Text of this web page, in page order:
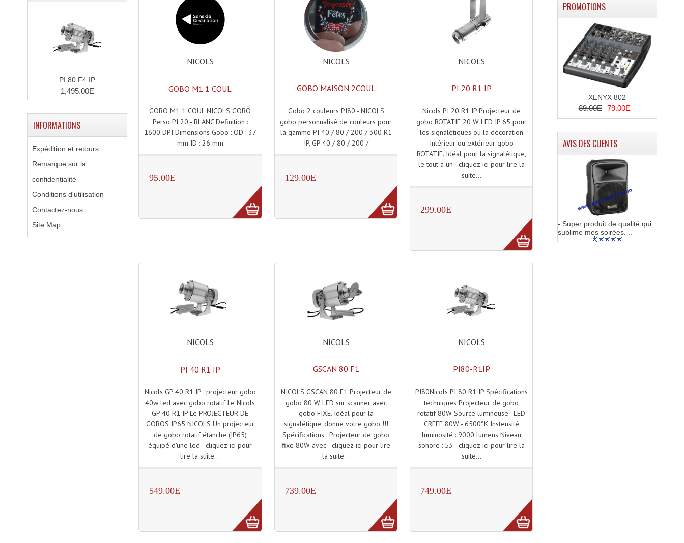
NICOLS
GOBO M1 1 COUL
GOBO M1 1 COUL NICOLS GOBO
Perso PI 20 - BLANC Definition :
1600 DPI Dimensions Gobo : OD : 37
mm ID : 26 mm
95.00E
NICOLS
GOBO MAISON 2COUL
Gobo 2 couleurs PI80 - NICOLS
gobo personnalisé de couleurs pour
la gamme PI 40 / 80 / 200 / 300 R1
IP, GP 40 / 80 / 200 /
129.00E
NICOLS
PI 20 R1 IP
Nicols PI 20 R1 IP Projecteur de
gobo ROTATIF 20 W LED IP 65 pour
les signalétiques ou la décoration
Intérieur ou extérieur gobo
ROTATIF. Idéal pour la signalétique,
le tout à un - cliquez-ici pour lire la
suite...
299.00E
NICOLS
PI 40 R1 IP
Nicols GP 40 R1 IP : projecteur gobo
40w led avec gobo rotatif Le Nicols
GP 40 R1 IP Le PROJECTEUR DE
GOBOS IP65 NICOLS Un projecteur
de gobo rotatif étanche (IP65)
équipé d'une led - cliquez-ici pour
lire la suite...
549.00E
NICOLS
GSCAN 80 F1
NICOLS GSCAN 80 F1 Projecteur de
gobo 80 W LED sur scanner avec
gobo FIXE. Idéal pour la
signalétique, donne votre gobo !!!
Spécifications : Projecteur de gobo
fixe 80W avec - cliquez-ici pour lire
la suite...
739.00E
NICOLS
PI80-R1IP
PI80Nicols PI 80 R1 IP Spécifications
techniques Projecteur de gobo
rotatif 80W Source lumineuse : LED
CREEE 80W - 6500°K Instensité
luminosité : 9000 lumens Niveau
sonore : 53 - cliquez-ici pour lire la
suite...
749.00E
PI 80 F4 IP
1,495.00E
INFORMATIONS
Expédition et retours
Remarque sur la
confidentialité
Conditions d'utilisation
Contactez-nous
Site Map
PROMOTIONS
XENYX 802
89.00E 79.00E
AVIS DES CLIENTS
- Super produit de qualité qui
sublime mes soirées. ..